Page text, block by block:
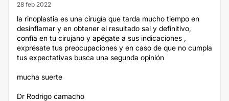
28 feb 2022
la rinoplastia es una cirugía que tarda mucho tiempo en
desinflamar y en obtener el resultado sal y definitivo,
confía en tu cirujano y apégate a sus indicaciones ,
exprésate tus preocupaciones y en caso de que no cumpla
tus expectativas busca una segunda opinión
mucha suerte
Dr Rodrigo camacho